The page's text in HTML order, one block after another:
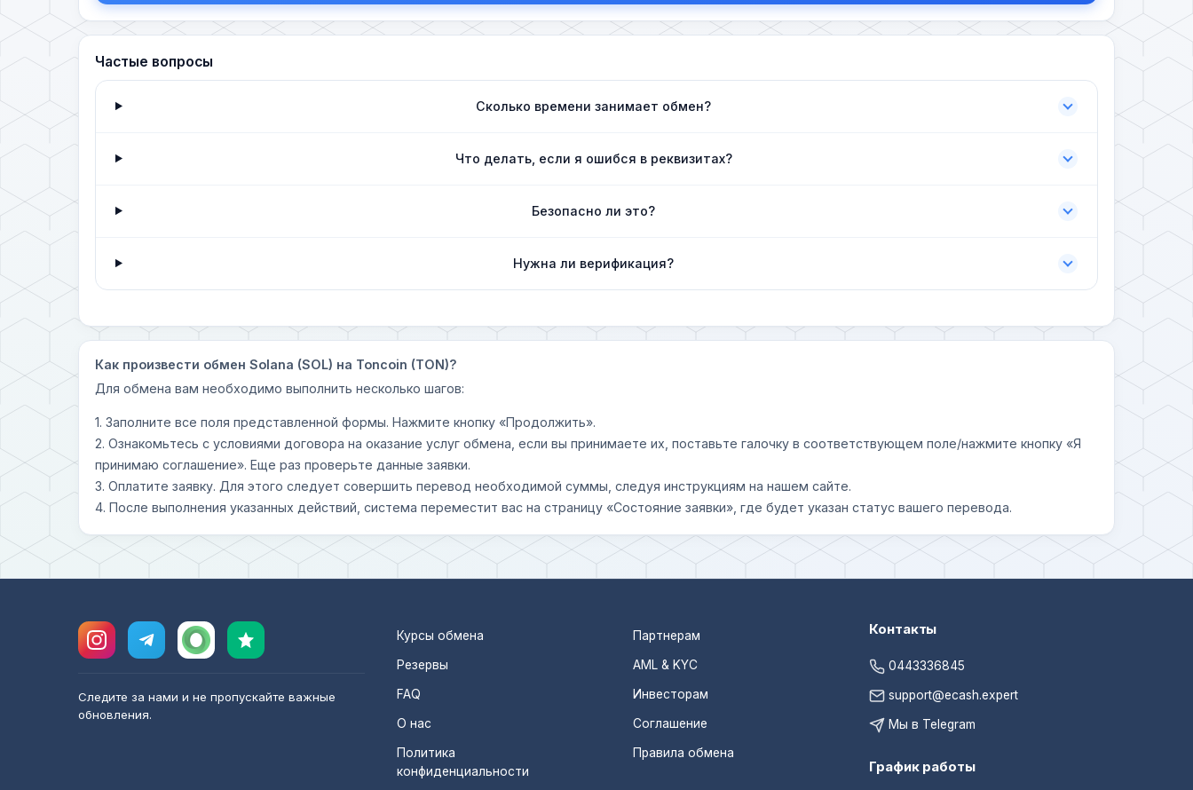
Частые вопросы
Сколько времени занимает обмен?
Что делать, если я ошибся в реквизитах?
Безопасно ли это?
Нужна ли верификация?
Как произвести обмен Solana (SOL) на Toncoin (TON)?
Для обмена вам необходимо выполнить несколько шагов:
1. Заполните все поля представленной формы. Нажмите кнопку «Продолжить».
2. Ознакомьтесь с условиями договора на оказание услуг обмена, если вы принимаете их, поставьте галочку в соответствующем поле/нажмите кнопку «Я
принимаю соглашение». Еще раз проверьте данные заявки.
3. Оплатите заявку. Для этого следует совершить перевод необходимой суммы, следуя инструкциям на нашем сайте.
4. После выполнения указанных действий, система переместит вас на страницу «Состояние заявки», где будет указан статус вашего перевода.
Следите за нами и не пропускайте важные
обновления.
Курсы обмена
Резервы
FAQ
О нас
Политика
конфиденциальности
Партнерам
AML & KYC
Инвесторам
Соглашение
Правила обмена
Контакты
0443336845
support@ecash.expert
Мы в Telegram
График работы